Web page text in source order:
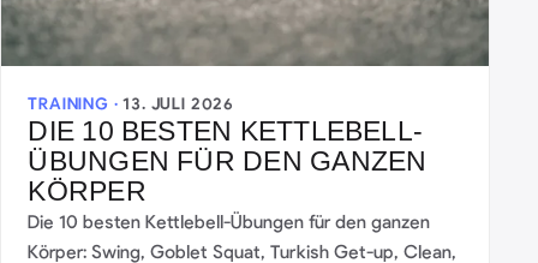
TRAINING ·13. JULI 2026
DIE 10 BESTEN KETTLEBELL-
ÜBUNGEN FÜR DEN GANZEN
KÖRPER
Die 10 besten Kettlebell-Übungen für den ganzen
Körper: Swing, Goblet Squat, Turkish Get-up, Clean,